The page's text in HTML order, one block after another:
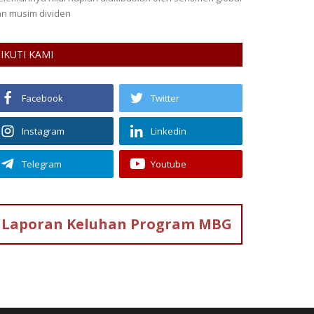
ATR 42-500 yang jatuh...
IKUTI KAMI
Facebook Twitter
Instagram Linkedin
Telegram Youtube
Laporan Keluhan Program MBG